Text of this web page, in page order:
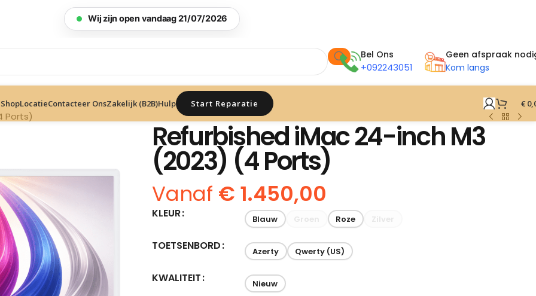
Zonder afspraak · Hersteld binnen 1u
Bel Ons
+092243051
Geen afspraak
Kom langs
ShopLocatieContacteer OnsZakelijk (B2B)Hulp Start Reparatie €
Ports)
Refurbished iMac 24-inch M3
(2023) (4 Ports)
Vanaf € 1.450,00
KLEUR Blauw Roze
TOETSENBORD Azerty Qwerty (US)
KWALITEIT Nieuw